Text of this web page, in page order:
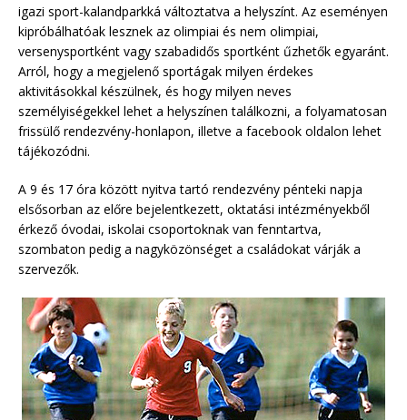
igazi sport-kalandparkká változtatva a helyszínt. Az eseményen
kipróbálhatóak lesznek az olimpiai és nem olimpiai,
versenysportként vagy szabadidős sportként űzhetők egyaránt.
Arról, hogy a megjelenő sportágak milyen érdekes
aktivitásokkal készülnek, és hogy milyen neves
személyiségekkel lehet a helyszínen találkozni, a folyamatosan
frissülő rendezvény-honlapon, illetve a facebook oldalon lehet
tájékozódni.
A 9 és 17 óra között nyitva tartó rendezvény pénteki napja
elsősorban az előre bejelentkezett, oktatási intézményekből
érkező óvodai, iskolai csoportoknak van fenntartva,
szombaton pedig a nagyközönséget a családokat várják a
szervezők.